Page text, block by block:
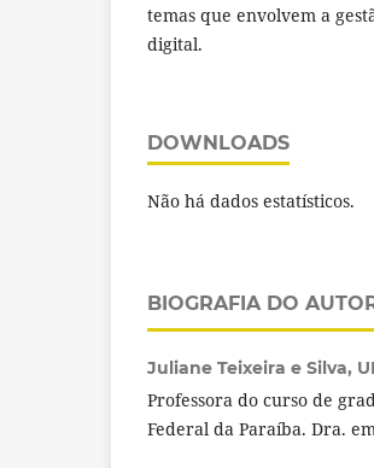
temas que envolvem a
digital.
DOWNLOADS
Não há dados estatísticos.
BIOGRAFIA DO
Juliane Teixeira e Silva,
Professora do curso de
Federal da Paraíba. Dra.